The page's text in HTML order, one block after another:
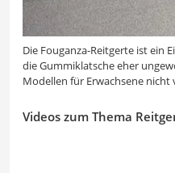
Die Fouganza-Reitgerte ist ein
die Gummiklatsche eher
Modellen für Erwachsene
Videos zum Thema